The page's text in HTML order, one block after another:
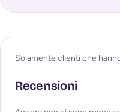
Recensioni
Solamente clienti che